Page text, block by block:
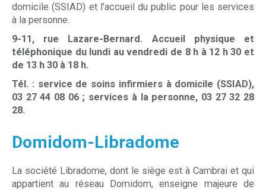
domicile (SSIAD) et l'accueil du public pour les services
à la personne.
9-11, rue Lazare-Bernard. Accueil physique et
téléphonique du lundi au vendredi de 8 h à 12 h 30 et
de 13 h 30 à 18 h.
Tél. : service de soins infirmiers à domicile (SSIAD),
03 27 44 08 06 ; services à la personne, 03 27 32 28
28.
Domidom-Libradome
La société Libradome, dont le siège est à Cambrai et qui
appartient au réseau Domidom, enseigne majeure de